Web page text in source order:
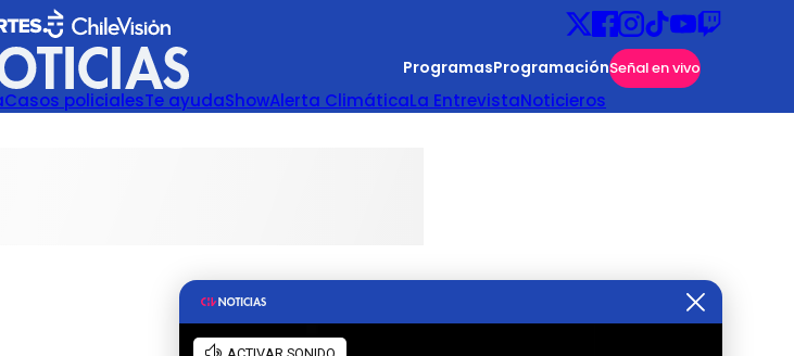
ProgramasProgramaciónSeñal en vivo
Casos policialesTe ayudaShowAlerta ClimáticaLa EntrevistaNoticieros